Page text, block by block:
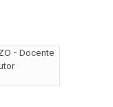
- Docente